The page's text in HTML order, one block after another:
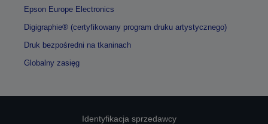
Epson Europe Electronics
Digigraphie® (certyfikowany program druku artystycznego)
Druk bezpośredni na tkaninach
Globalny zasięg
Identyfikacja sprzedawcy